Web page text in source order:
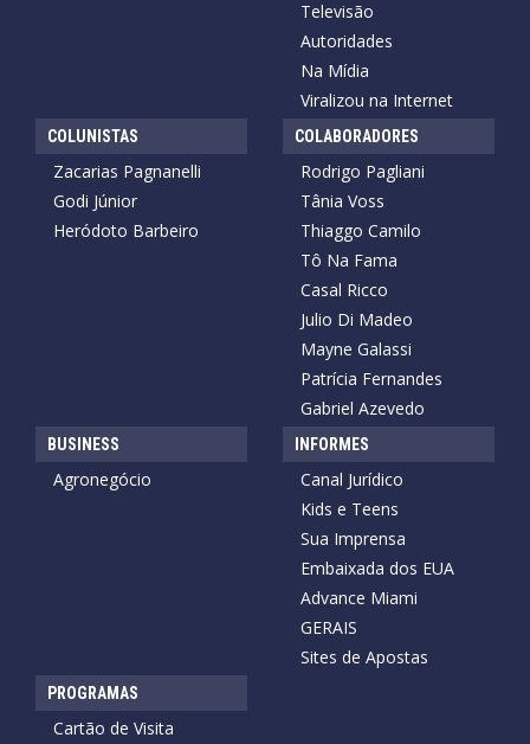
Televisão
Autoridades
Na Mídia
Viralizou na Internet
COLUNISTAS
Zacarias Pagnanelli
Godi Júnior
Heródoto Barbeiro
COLABORADORES
Rodrigo Pagliani
Tânia Voss
Thiaggo Camilo
Tô Na Fama
Casal Ricco
Julio Di Madeo
Mayne Galassi
Patrícia Fernandes
Gabriel Azevedo
BUSINESS
Agronegócio
INFORMES
Canal Jurídico
Kids e Teens
Sua Imprensa
Embaixada dos EUA
Advance Miami
GERAIS
Sites de Apostas
PROGRAMAS
Cartão de Visita